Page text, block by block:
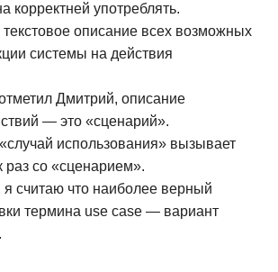
корректней употреблять.
описание всех возможных
системы на действия
Дмитрий, описание
— это «сценарий».
использования» вызывает
раз со «сценарием».
считаю что наиболее верный
термина use case — вариант